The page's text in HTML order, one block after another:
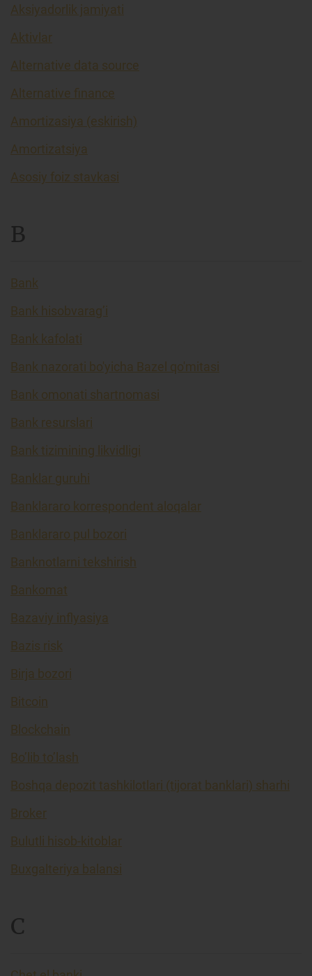
Aksiyadorlik jamiyati
Aktivlar
Alternative data source
Alternative finance
Amortizasiya (eskirish)
Amortizatsiya
Asosiy foiz stavkasi
B
Bank
Bank hisobvarag’i
Bank kafolati
Bank nazorati bo'yicha Bazel qo'mitasi
Bank omonati shartnomasi
Bank resurslari
Bank tizimining likvidligi
Banklar guruhi
Banklararo korrespondent aloqalar
Banklararo pul bozori
Banknotlarni tekshirish
Bankomat
Bazaviy inflyasiya
Bazis risk
Birja bozori
Bitcoin
Blockchain
Bo’lib to’lash
Boshqa depozit tashkilotlari (tijorat banklari) sharhi
Broker
Bulutli hisob-kitoblar
Buxgalteriya balansi
C